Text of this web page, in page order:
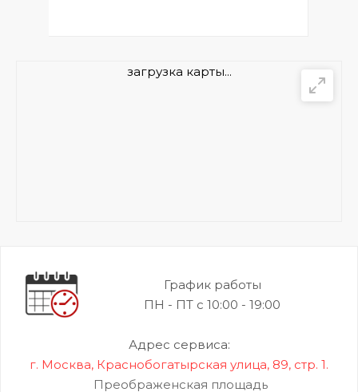
загрузка карты...
График работы
ПН - ПТ с 10:00 - 19:00
Адрес сервиса:
г. Москва, Краснобогатырская улица, 89, стр. 1.
Преображенская площадь